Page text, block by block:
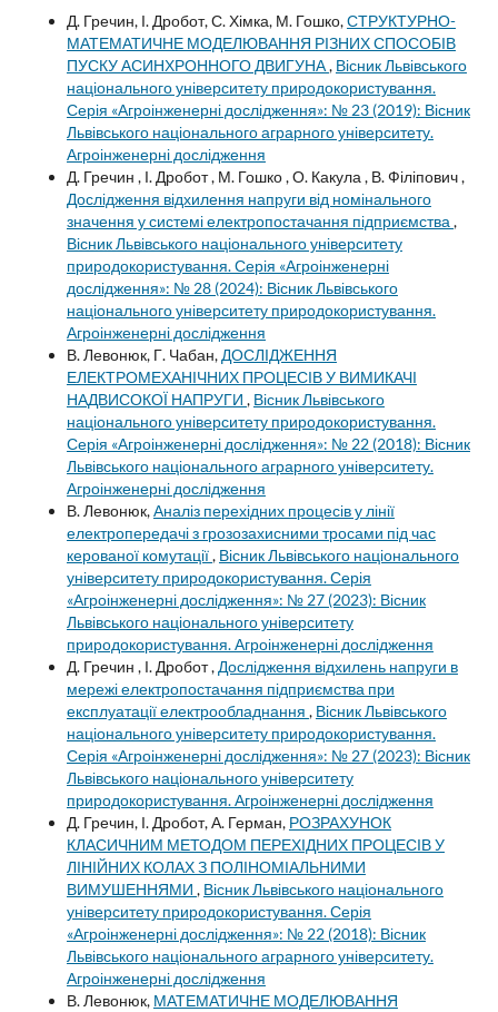
Д. Гречин, І. Дробот, С. Хімка, М. Гошко,СТРУКТУРНО-
МАТЕМАТИЧНЕ МОДЕЛЮВАННЯ РІЗНИХ СПОСОБІВ
ПУСКУ АСИНХРОННОГО ДВИГУНА, Вісник Львівського
національного університету природокористування.
Серія «Агроінженерні дослідження»: № 23 (2019): Вісник
Львівського національного аграрного університету.
Агроінженерні дослідження
Д. Гречин , І. Дробот , М. Гошко , О. Какула , В. Філіпович ,
Дослідження відхилення напруги від номінального
значення у системі електропостачання підприємства ,
Вісник Львівського національного університету
природокористування. Серія «Агроінженерні
дослідження»: № 28 (2024): Вісник Львівського
національного університету природокористування.
Агроінженерні дослідження
В. Левонюк, Г. Чабан, ДОСЛІДЖЕННЯ
ЕЛЕКТРОМЕХАНІЧНИХ ПРОЦЕСІВ У ВИМИКАЧІ
НАДВИСОКОЇ НАПРУГИ , Вісник Львівського
національного університету природокористування.
Серія «Агроінженерні дослідження»: № 22 (2018): Вісник
Львівського національного аграрного університету.
Агроінженерні дослідження
В. Левонюк,Аналіз перехідних процесів у лінії
електропередачі з грозозахисними тросами під час
керованої комутації, Вісник Львівського національного
університету природокористування. Серія
«Агроінженерні дослідження»: № 27 (2023): Вісник
Львівського національного університету
природокористування. Агроінженерні дослідження
Д. Гречин , І. Дробот , Дослідження відхилень напруги в
мережі електропостачання підприємства при
експлуатації електрообладнання , Вісник Львівського
національного університету природокористування.
Серія «Агроінженерні дослідження»: № 27 (2023): Вісник
Львівського національного університету
природокористування. Агроінженерні дослідження
Д. Гречин, І. Дробот, А. Герман, РОЗРАХУНОК
КЛАСИЧНИМ МЕТОДОМ ПЕРЕХІДНИХ ПРОЦЕСІВ У
ЛІНІЙНИХ КОЛАХ З ПОЛІНОМІАЛЬНИМИ
ВИМУШЕННЯМИ , Вісник Львівського національного
університету природокористування. Серія
«Агроінженерні дослідження»: № 22 (2018): Вісник
Львівського національного аграрного університету.
Агроінженерні дослідження
В. Левонюк, МАТЕМАТИЧНЕ МОДЕЛЮВАННЯ